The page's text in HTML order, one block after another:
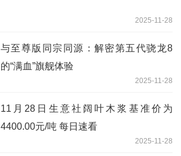
2025-11-28
与至尊版同宗同源：解密第五代骁龙8
的“满血”旗舰体验
2025-11-28
11月28日生意社阔叶木浆基准价为
4400.00元/吨 每日速看
2025-11-28